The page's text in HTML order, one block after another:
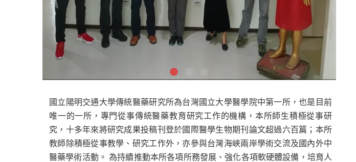
國立陽明交通大學傳統醫藥研究所為台灣國立大學醫學院中第一所，也是目前
唯一的一所，專門從事傳統醫藥教育研究工作的機構，本所師生積極從事研
究，十多年來將研究成果投稿刊登於國際醫學生物期刊論文超過六百篇；本所
教師除積極從事教學、研究工作外，亦參與台灣海峽兩岸學術交流及國內外中
醫藥學術活動。 為持續推動本所各項所務發展、強化各項軟硬體設備，培育人